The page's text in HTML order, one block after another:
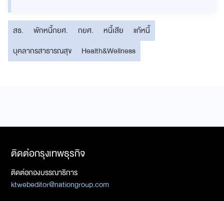
สธ. พักหนี้กยศ. กยศ. หนี้เสีย
แก้หนี้
บุคลากรสาธารณสุข
Health&Wellness
ติดต่อกรุงเทพธุรกิจ
ติดต่อกองบรรณาธิการ
ktwebeditor@nationgroup.com